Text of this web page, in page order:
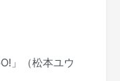
」（松本ユウ